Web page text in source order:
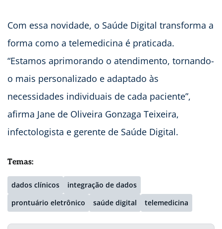
Com essa novidade, o Saúde Digital transforma a
forma como a telemedicina é praticada.
“Estamos aprimorando o atendimento, tornando-
o mais personalizado e adaptado às
necessidades individuais de cada paciente”,
afirma Jane de Oliveira Gonzaga Teixeira,
infectologista e gerente de Saúde Digital.
Temas:
dados clínicos
integração de dados
prontuário eletrônico
saúde digital telemedicina